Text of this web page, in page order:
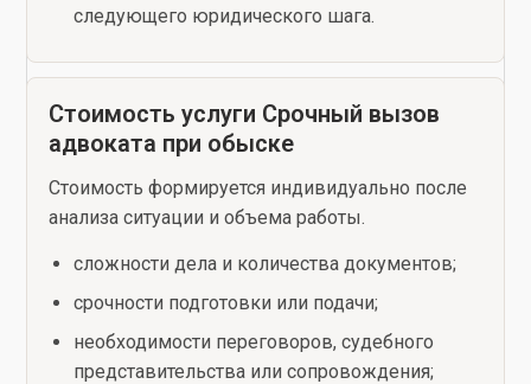
следующего юридического шага.
Стоимость услуги Срочный вызов
адвоката при обыске
Стоимость формируется индивидуально после
анализа ситуации и объема работы.
сложности дела и количества документов;
срочности подготовки или подачи;
необходимости переговоров, судебного
представительства или сопровождения;